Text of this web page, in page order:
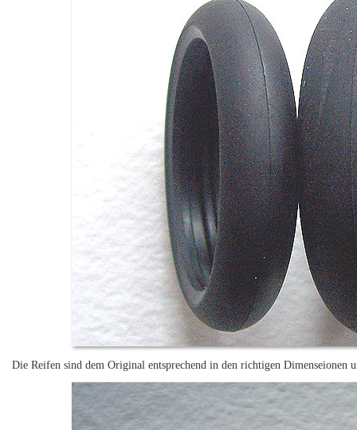
Die Reifen sind dem Original entsprechend in den richtigen Dimenseionen